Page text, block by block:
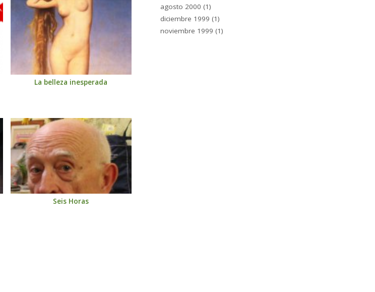
La belleza inesperada
Seis Horas
agosto 2000 (1)
diciembre 1999 (1)
noviembre 1999 (1)